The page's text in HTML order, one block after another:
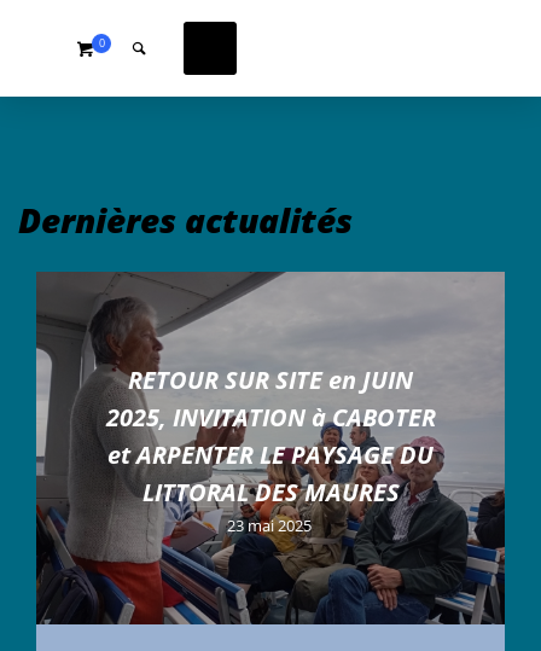
0
Dernières actualités
RETOUR SUR SITE en JUIN
2025, INVITATION à CABOTER
et ARPENTER LE PAYSAGE DU
LITTORAL DES MAURES
23 mai 2025